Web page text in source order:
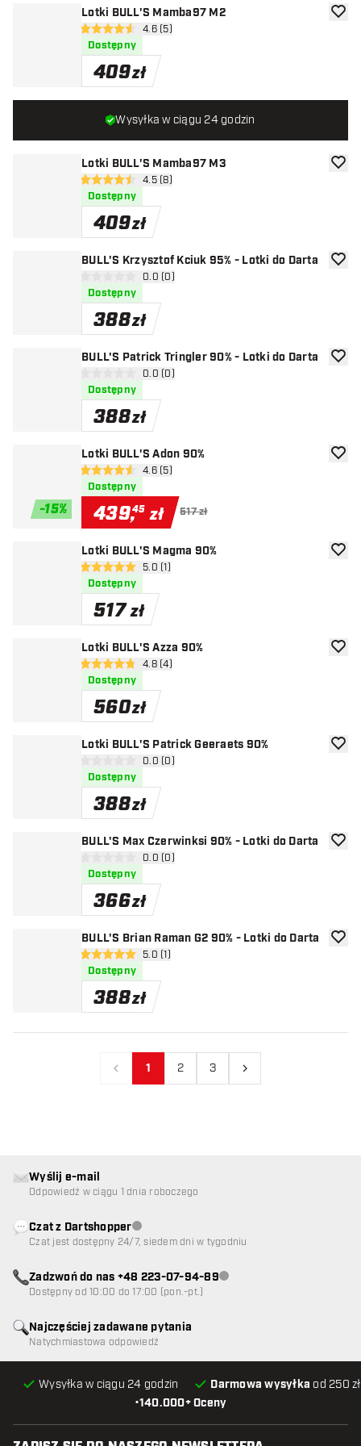
Lotki BULL'S Mamba97 M2
otwórz panel recenzji
4.6 gwiazdki oceny
4.6 (5)
Dostępny
409zł
Lotki BULL'S Mamba97 M3
otwórz panel recenzji
4.5 gwiazdki oceny
4.5 (8)
Dostępny
409zł
BULL'S Krzysztof Kciuk 95% - Lotki do Darta
otwórz panel recenzji
0 gwiazdki oceny0.0 (0)
Dostępny
388zł
BULL'S Patrick Tringler 90% - Lotki do Darta
otwórz panel recenzji
0 gwiazdki oceny0.0 (0)
Dostępny
388zł
-15%
Lotki BULL'S Adon 90%
otwórz panel recenzji
4.6 gwiazdki oceny
4.6 (5)
Dostępny
439,45 zł 517 zł
Lotki BULL'S Magma 90%
otwórz panel recenzji
5 gwiazdki oceny
5.0 (1)
Dostępny
517 zł
Lotki BULL'S Azza 90%
otwórz panel recenzji
4.8 gwiazdki oceny
4.8 (4)
Dostępny
560zł
Lotki BULL'S Patrick Geeraets 90%
otwórz panel recenzji
0 gwiazdki oceny0.0 (0)
Dostępny
388zł
BULL'S Max Czerwinksi 90% - Lotki do Darta
otwórz panel recenzji
0 gwiazdki oceny0.0 (0)
Dostępny
366zł
BULL'S Brian Raman G2 90% - Lotki do Darta
otwórz panel recenzji
5 gwiazdki oceny
5.0 (1)
Dostępny
388zł
Wysyłka w ciągu 24 godzin
Poprzedni
1 2 3 Następny
•140.000+ Oceny
Wysyłka w ciągu 24 godzin Darmowa wysyłka od 250
Najczęściej zadawane pytania
Natychmiastowa odpowiedź
Wyślij e-mail
Odpowiedź w ciągu 1 dnia roboczego
Czat z DartshopperObsługa klienta niedostępna
Czat jest dostępny 24/7, siedem dni w tygodniu
Zadzwoń do nas +48 223-07-94-89Obsługa klienta niedostępna
Dostępny od 10:00 do 17:00 (pon.-pt.)